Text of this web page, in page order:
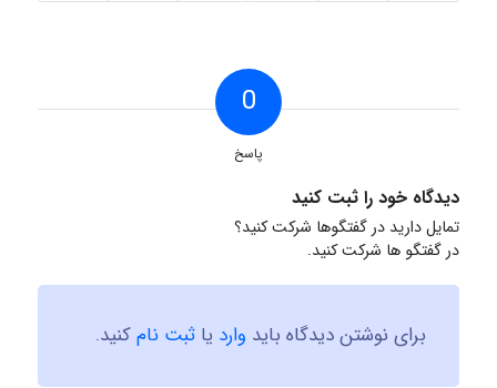
0
پاسخ
دیدگاه خود را ثبت کنید
تمایل دارید در گفتگوها شرکت کنید؟
در گفتگو ها شرکت کنید.
برای نوشتن دیدگاه باید وارد یا ثبت نامکنید.